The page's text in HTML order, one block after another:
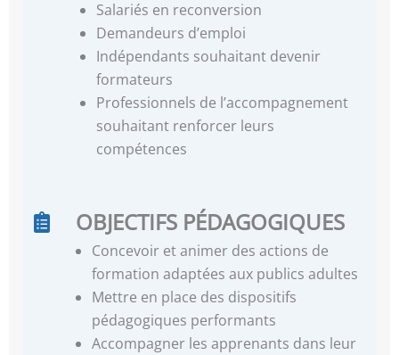
Salariés en reconversion
Demandeurs d’emploi
Indépendants souhaitant devenir
formateurs
Professionnels de l’accompagnement
souhaitant renforcer leurs
compétences
OBJECTIFS PÉDAGOGIQUES
Concevoir et animer des actions de
formation adaptées aux publics adultes
Mettre en place des dispositifs
pédagogiques performants
Accompagner les apprenants dans leur